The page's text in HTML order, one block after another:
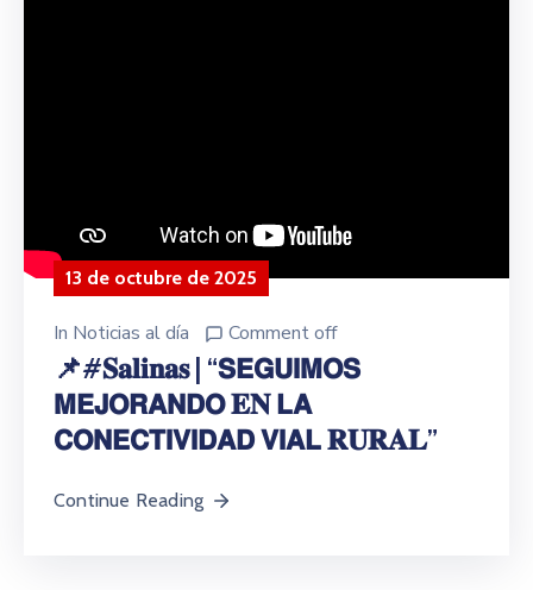
13 de octubre de 2025
In Noticias al día Comment off
📌#𝐒𝐚𝐥𝐢𝐧𝐚𝐬 | “𝗦𝗘𝗚𝗨𝗜𝗠𝗢𝗦
𝗠𝗘𝗝𝗢𝗥𝗔𝗡𝗗𝗢 𝐄𝐍 𝗟𝗔
𝗖𝗢𝗡𝗘𝗖𝗧𝗜𝗩𝗜𝗗𝗔𝗗 𝗩𝗜𝗔𝗟 𝐑𝐔𝐑𝐀𝐋”
Continue Reading